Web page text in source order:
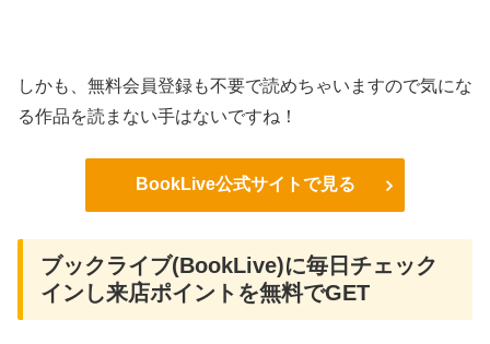
しかも、無料会員登録も不要で読めちゃいますので気にな
る作品を読まない手はないですね！
BookLive公式サイトで見る
ブックライブ(BookLive)に毎日チェック
インし来店ポイントを無料でGET